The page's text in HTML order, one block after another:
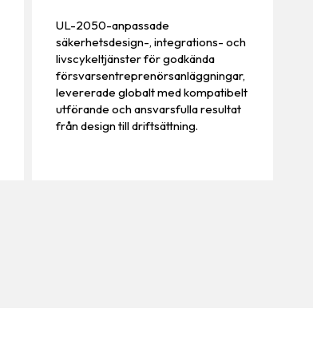
UL-2050-anpassade
säkerhetsdesign-, integrations- och
livscykeltjänster för godkända
försvarsentreprenörsanläggningar,
levererade globalt med kompatibelt
utförande och ansvarsfulla resultat
från design till driftsättning.